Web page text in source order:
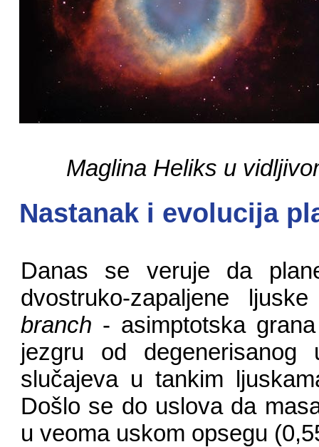
Maglina Heliks u
Nastanak i evolucija
Danas se veruje da
dvostruko-zapaljene
branch - asimptotska
jezgru od
slučajeva u tankim
Došlo se do uslova da
u veoma uskom opsegu